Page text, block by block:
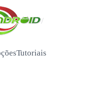
/
Tutoriais